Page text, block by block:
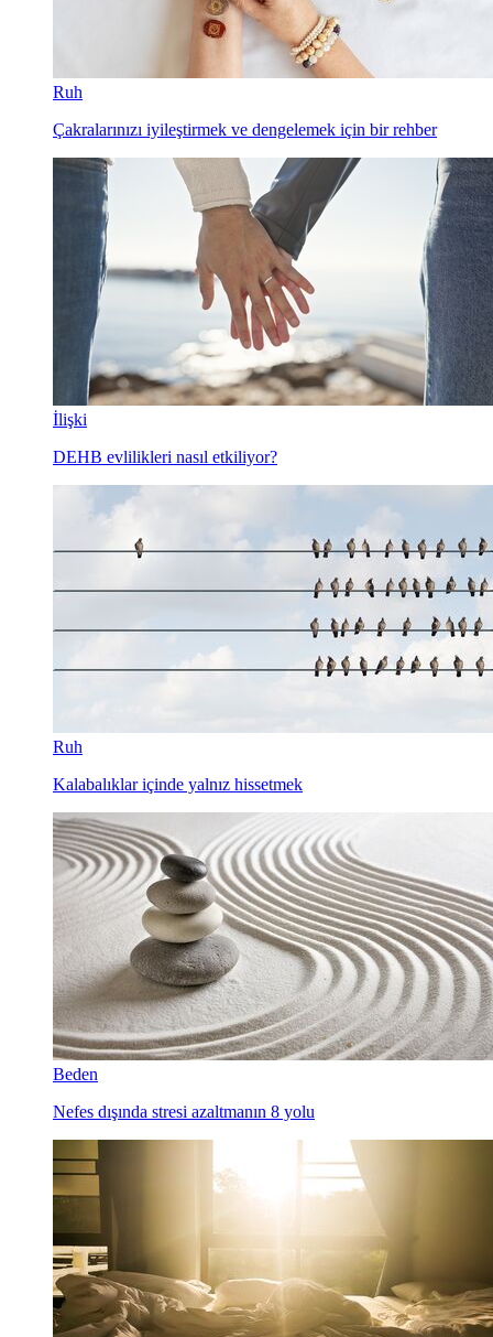
Ruh
Çakralarınızı iyileştirmek ve dengelemek için bir rehber
İlişki
DEHB evlilikleri nasıl etkiliyor?
Ruh
Kalabalıklar içinde yalnız hissetmek
Beden
Nefes dışında stresi azaltmanın 8 yolu